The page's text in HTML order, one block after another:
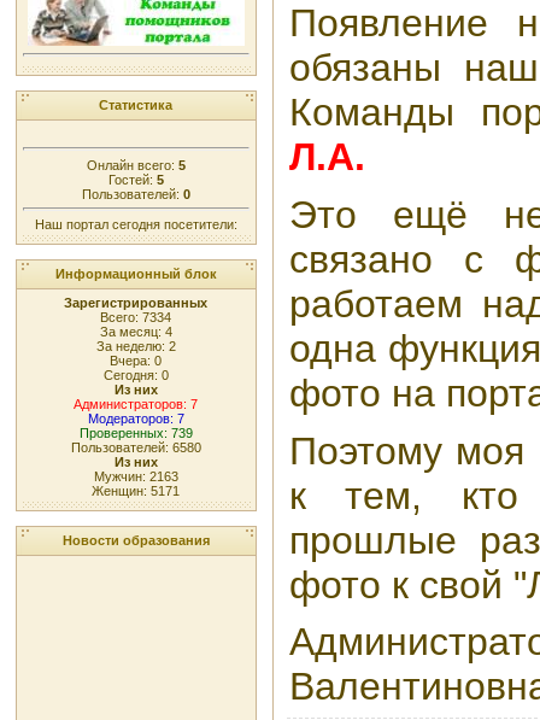
Статистика
Онлайн всего: 5
Гостей: 5
Пользователей: 0
Наш портал сегодня посетители:
Информационный блок
Зарегистрированных
Всего: 7334
За месяц: 4
За неделю: 2
Вчера: 0
Сегодня: 0
Из них
Администраторов: 7
Модераторов: 7
Проверенных: 739
Пользователей: 6580
Из них
Мужчин: 2163
Женщин: 5171
Новости образования
Появление
обязаны
Команды
Л.А.
Это ещё
связано с
работаем
одна
фото на
Поэтому моя
к тем,
прошлые
фото к свой